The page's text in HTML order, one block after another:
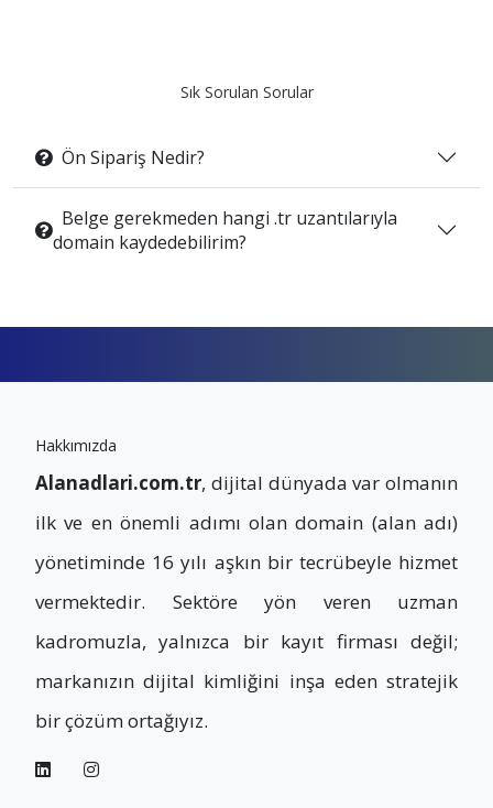
Sık Sorulan Sorular
Ön Sipariş Nedir?
Belge gerekmeden hangi .tr uzantılarıyla
domain kaydedebilirim?
Hakkımızda
Alanadlari.com.tr, dijital dünyada var olmanın
ilk ve en önemli adımı olan domain (alan adı)
yönetiminde 16 yılı aşkın bir tecrübeyle hizmet
vermektedir. Sektöre yön veren uzman
kadromuzla, yalnızca bir kayıt firması değil;
markanızın dijital kimliğini inşa eden stratejik
bir çözüm ortağıyız.